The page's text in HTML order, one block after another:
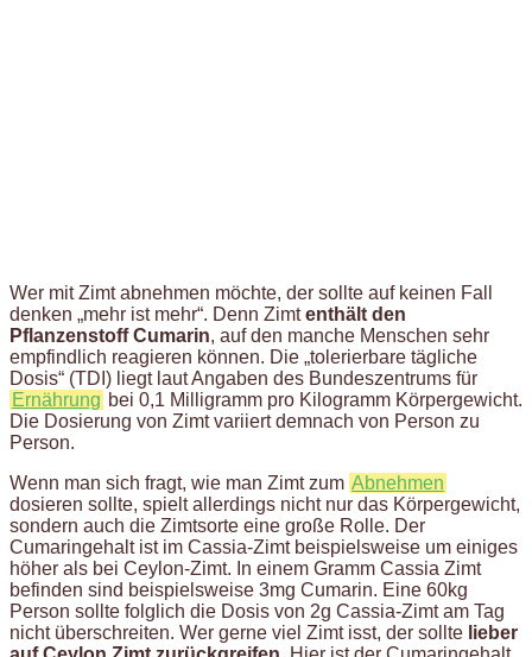
Wer mit Zimt abnehmen möchte, der sollte auf keinen Fall
denken „mehr ist mehr“. Denn Zimtenthält den
Pflanzenstoff Cumarin, auf den manche Menschen sehr
empfindlich reagieren können. Die „tolerierbare tägliche
Dosis“ (TDI) liegt laut Angaben des Bundeszentrums für
Ernährung bei 0,1 Milligramm pro Kilogramm Körpergewicht.
Die Dosierung von Zimt variiert demnach von Person zu
Person.
Wenn man sich fragt, wie man Zimt zum Abnehmen
dosieren sollte, spielt allerdings nicht nur das Körpergewicht,
sondern auch die Zimtsorte eine große Rolle. Der
Cumaringehalt ist im Cassia-Zimt beispielsweise um einiges
höher als bei Ceylon-Zimt. In einem Gramm Cassia Zimt
befinden sind beispielsweise 3mg Cumarin. Eine 60kg
Person sollte folglich die Dosis von 2g Cassia-Zimt am Tag
nicht überschreiten. Wer gerne viel Zimt isst, der sollte lieber